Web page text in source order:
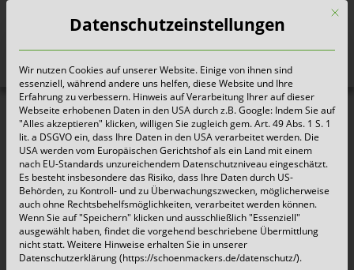
Heute für morgen sorgen
EFB-Zertifikat Mechernich
oben
Mit
Datenschutzeinstellungen
Wir nutzen Cookies auf unserer Website. Einige von ihnen sind
essenziell, während andere uns helfen, diese Website und Ihre
Erfahrung zu verbessern. Hinweis auf Verarbeitung Ihrer auf dieser
Webseite erhobenen Daten in den USA durch z.B. Google: Indem Sie auf
"Alles akzeptieren" klicken, willigen Sie zugleich gem. Art. 49 Abs. 1 S. 1
lit. a DSGVO ein, dass Ihre Daten in den USA verarbeitet werden. Die
USA werden vom Europäischen Gerichtshof als ein Land mit einem
nach EU-Standards unzureichendem Datenschutzniveau eingeschätzt.
Es besteht insbesondere das Risiko, dass Ihre Daten durch US-
Behörden, zu Kontroll- und zu Überwachungszwecken, möglicherweise
auch ohne Rechtsbehelfsmöglichkeiten, verarbeitet werden können.
Wenn Sie auf "Speichern" klicken und ausschließlich "Essenziell"
ausgewählt haben, findet die vorgehend beschriebene Übermittlung
nicht statt. Weitere Hinweise erhalten Sie in unserer
Datenschutzerklärung (https://schoenmackers.de/datenschutz/).